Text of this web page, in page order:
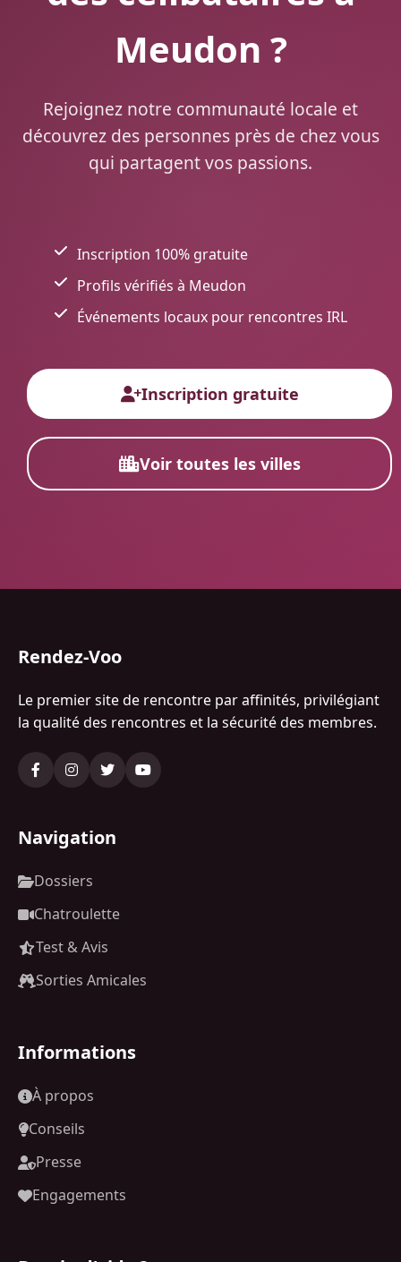
Meudon ?
Rejoignez notre communauté locale et
découvrez des personnes près de chez vous
qui partagent vos passions.
Inscription 100% gratuite
Profils vérifiés à Meudon
Événements locaux pour rencontres IRL
Inscription gratuite
Voir toutes les villes
Rendez-Voo
Le premier site de rencontre par affinités, privilégiant
la qualité des rencontres et la sécurité des membres.
Navigation
Dossiers
Chatroulette
Test & Avis
Sorties Amicales
Informations
À propos
Conseils
Presse
Engagements